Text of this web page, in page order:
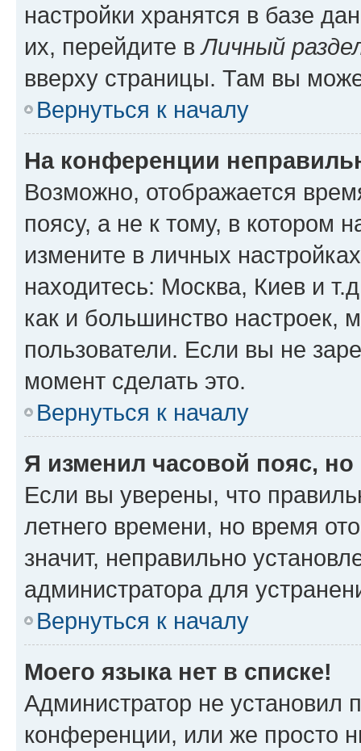
настройки хранятся в базе
их, перейдите вЛичный
вверху страницы. Там вы
Вернуться к началу
На конференции
Возможно, отображается
поясу, а не к тому, в котором
измените в личных
находитесь: Москва, Киев и
как и большинство настроек,
пользователи. Если вы не
момент сделать это.
Вернуться к началу
Я изменил часовой пояс,
Если вы уверены, что
летнего времени, но время
значит, неправильно
администратора для
Вернуться к началу
Моего языка нет в списке!
Администратор не установил
конференции, или же просто